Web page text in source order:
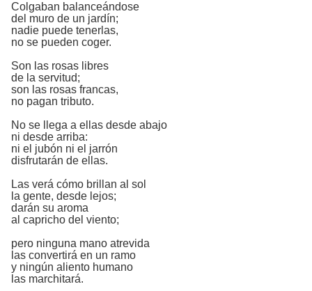
Colgaban balanceándose
del muro de un jardín;
nadie puede tenerlas,
no se pueden coger.
Son las rosas libres
de la servitud;
son las rosas francas,
no pagan tributo.
No se llega a ellas desde abajo
ni desde arriba:
ni el jubón ni el jarrón
disfrutarán de ellas.
Las verá cómo brillan al sol
la gente, desde lejos;
darán su aroma
al capricho del viento;
pero ninguna mano atrevida
las convertirá en un ramo
y ningún aliento humano
las marchitará.